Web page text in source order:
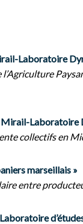
Laboratoire
Laboratoire
collectifs en
marseillais »
entre